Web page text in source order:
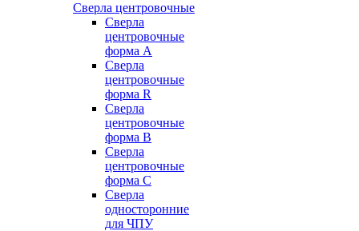
Сверла центровочные
Сверла
центровочные
форма A
Сверла
центровочные
форма R
Сверла
центровочные
форма B
Сверла
центровочные
форма C
Сверла
односторонние
для ЧПУ